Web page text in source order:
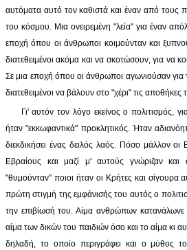
αυτόματα αυτό τον καθιστά και έναν από τους
του κόσμου. Μια ονειρεμένη "λεία" για έναν
εποχή όπου οι άνθρωποι κοιμούνταν και
διατεθειμένοι ακόμα και να σκοτώσουν, για να
Σε μια εποχή όπου οι άνθρωποι αγωνιούσαν για
διατεθειμένοι να βάλουν στο "χέρι" τις αποθήκες
Γι' αυτόν τον λόγο εκείνος ο πολιτισμός,
ήταν "εκκωφαντικά" προκλητικός. Ήταν
διεκδικήσει ένας δειλός λαός. Πόσο μάλλον οι
Εβραίους και μαζί μ' αυτούς γνώριζαν
"θυμούνταν" ποιοι ήταν οι Κρήτες και σίγουρα
πρώτη στιγμή της εμφάνισής του αυτός ο
την επιβίωσή του. Αίμα ανθρώπων κατανάλωνε
αίμα των δικών του παιδιών όσο και το αίμα κι
δηλαδή, το οποίο περιγράφει και ο μύθος